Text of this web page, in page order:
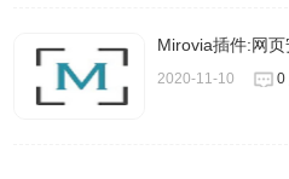
Mirovia插件:网
2020-11-10 0